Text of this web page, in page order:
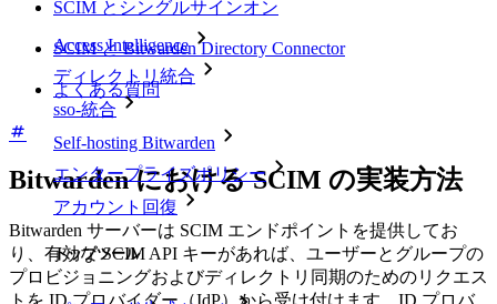
Access Intelligence
ディレクトリ統合
sso-統合
Self-hosting Bitwarden
エンタープライズポリシー
アカウント回復
トップツール
SCIM とシングルサインオン
SCIM と Bitwarden Directory Connector
よくある質問
Bitwarden における SCIM の実装方法
Bitwarden サーバーは SCIM エンドポイントを提供してお
り、有効な SCIM API キーがあれば、ユーザーとグループの
プロビジョニングおよびディレクトリ同期のためのリクエス
トを ID プロバイダー（IdP）から受け付けます。ID プロバ